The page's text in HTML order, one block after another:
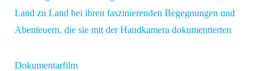
Land zu Land bei ihren faszinierenden Begegnungen und
Abenteuern. die sie mit der Handkamera dokumentierten
Dokumentarfilm